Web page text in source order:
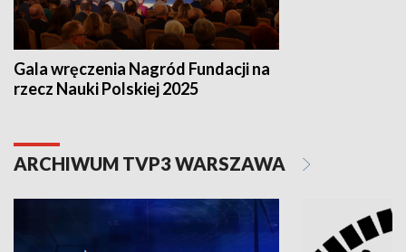
Gala wręczenia Nagród Fundacji na
rzecz Nauki Polskiej 2025
ARCHIWUM TVP3 WARSZAWA